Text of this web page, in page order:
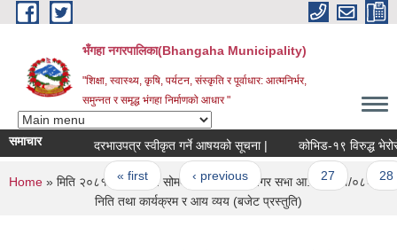
Skip to main content
भँगहा नगरपालिका(Bhangaha Municipality)
"शिक्षा, स्वास्थ्य, कृषि, पर्यटन, संस्कृति र पूर्वाधार: आत्मनिर्भर,
समुन्नत र समृद्ध भंगहा निर्माणको आधार "
समाचार दरभाउपत्र स्वीकृत गर्ने आषयको सूचना | कोभिड-१९ विरुद्ध
Pages
« first ‹ previous … 27 28
You are here
Home » मिति २०८१/०३/१० गते सोमबारको दिन चौधौं नगर सभा आ.व.२०८१/०८२ को
निति तथा कार्यक्रम र आय व्यय (बजेट प्रस्तुति)